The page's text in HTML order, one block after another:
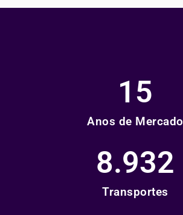
Anos de Mercado
15
Transportes
8.932